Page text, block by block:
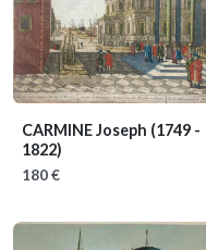
CARMINE Joseph (1749 -
1822)
180 €